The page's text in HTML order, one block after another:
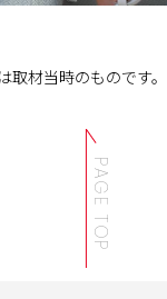
材当時のものです。
PAGE TOP